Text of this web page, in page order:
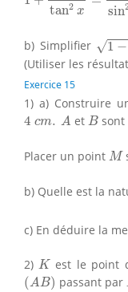
tan2 x
sin
b) Simplifier √1 −
−
(Utiliser les
Exercice 15
1) a) Construire
4 cm. A
4cm A et B
B sont
Placer un point M
M
b) Quelle est la
c) En déduire la
2)K
K est le point
(AB)
(AB) passant par